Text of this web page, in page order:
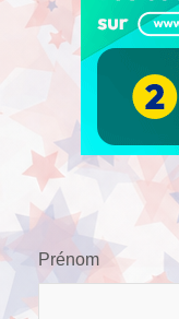
Prénom